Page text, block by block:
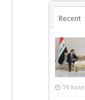
Recent
19